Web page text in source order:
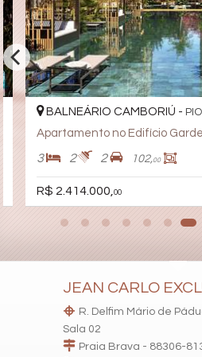
Espaço Gourmet
Espaço Fitness
Portaria 24h
Medidores Individuais
Playground
Brinquedoteca
Pet Care
Automação Predial
Gás Central
Elevador
Pet Place
Coworking
Deck Molhado
Solarium
Espaço Zen
Entrada para Banhistas
Hall Decorado e Mobiliado
Infra para Veículos Elétricos
Estar Social
Acessibilidade para PNE
BALNEÁRIO CAMBORIÚ -
Apartamento no Edifício
3 2 2 102,00
R$ 2.414.000, 00
JEAN CARLO
R. Delfim Mário de
Sala 02
Praia Brava - 88306-